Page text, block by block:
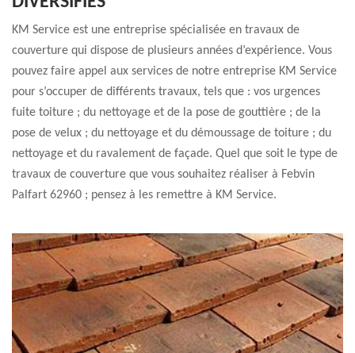
KM Service est une entreprise spécialisée en travaux de
couverture qui dispose de plusieurs années d’expérience. Vous
pouvez faire appel aux services de notre entreprise KM Service
pour s’occuper de différents travaux, tels que : vos urgences
fuite toiture ; du nettoyage et de la pose de gouttière ; de la
pose de velux ; du nettoyage et du démoussage de toiture ; du
nettoyage et du ravalement de façade. Quel que soit le type de
travaux de couverture que vous souhaitez réaliser à Febvin
Palfart 62960 ; pensez à les remettre à KM Service.